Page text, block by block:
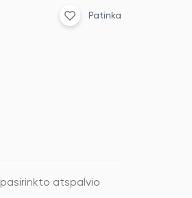
Patinka
atspalvio